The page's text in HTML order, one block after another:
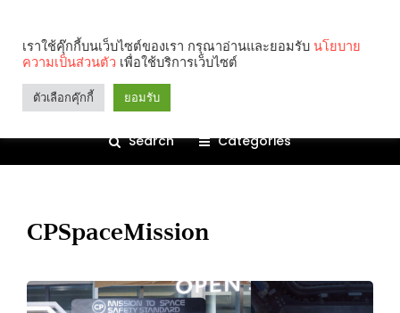
Search Categories
CPSpaceMission
เราใช้คุ๊กกี้บนเว็บไซต์ของเรา กรุณาอ่านและยอมรับ นโยบาย
ความเป็นส่วนตัว เพื่อใช้บริการเว็บไซต์
ตัวเลือกคุ๊กกี้ ยอมรับ